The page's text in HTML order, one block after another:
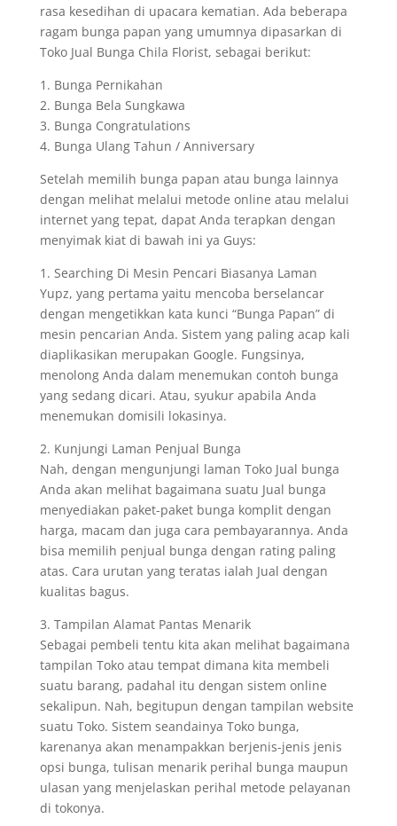
rasa kesedihan di upacara kematian. Ada beberapa
ragam bunga papan yang umumnya dipasarkan di
Toko Jual Bunga Chila Florist, sebagai berikut:
1. Bunga Pernikahan
2. Bunga Bela Sungkawa
3. Bunga Congratulations
4. Bunga Ulang Tahun / Anniversary
Setelah memilih bunga papan atau bunga lainnya
dengan melihat melalui metode online atau melalui
internet yang tepat, dapat Anda terapkan dengan
menyimak kiat di bawah ini ya Guys:
1. Searching Di Mesin Pencari Biasanya Laman
Yupz, yang pertama yaitu mencoba berselancar
dengan mengetikkan kata kunci “Bunga Papan” di
mesin pencarian Anda. Sistem yang paling acap kali
diaplikasikan merupakan Google. Fungsinya,
menolong Anda dalam menemukan contoh bunga
yang sedang dicari. Atau, syukur apabila Anda
menemukan domisili lokasinya.
2. Kunjungi Laman Penjual Bunga
Nah, dengan mengunjungi laman Toko Jual bunga
Anda akan melihat bagaimana suatu Jual bunga
menyediakan paket-paket bunga komplit dengan
harga, macam dan juga cara pembayarannya. Anda
bisa memilih penjual bunga dengan rating paling
atas. Cara urutan yang teratas ialah Jual dengan
kualitas bagus.
3. Tampilan Alamat Pantas Menarik
Sebagai pembeli tentu kita akan melihat bagaimana
tampilan Toko atau tempat dimana kita membeli
suatu barang, padahal itu dengan sistem online
sekalipun. Nah, begitupun dengan tampilan website
suatu Toko. Sistem seandainya Toko bunga,
karenanya akan menampakkan berjenis-jenis jenis
opsi bunga, tulisan menarik perihal bunga maupun
ulasan yang menjelaskan perihal metode pelayanan
di tokonya.